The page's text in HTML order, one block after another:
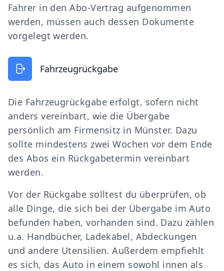
Fahrer in den Abo-Vertrag aufgenommen
werden, müssen auch dessen Dokumente
vorgelegt werden.
Fahrzeugrückgabe
Die Fahrzeugrückgabe erfolgt, sofern nicht
anders vereinbart, wie die Übergabe
persönlich am Firmensitz in Münster. Dazu
sollte mindestens zwei Wochen vor dem Ende
des Abos ein Rückgabetermin vereinbart
werden.
Vor der Rückgabe solltest du überprüfen, ob
alle Dinge, die sich bei der Übergabe im Auto
befunden haben, vorhanden sind. Dazu zählen
u.a. Handbücher, Ladekabel, Abdeckungen
und andere Utensilien. Außerdem empfiehlt
es sich, das Auto in einem sowohl innen als